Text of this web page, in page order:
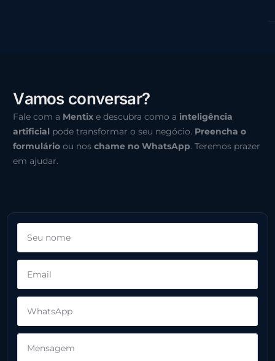
Vamos conversar?
Fale com a Mentix e descubra como a inteligência
artificial pode transformar o seu negócio. Preencha o
formulário ou noschame no WhatsApp. Teremos prazer
em ajudar.